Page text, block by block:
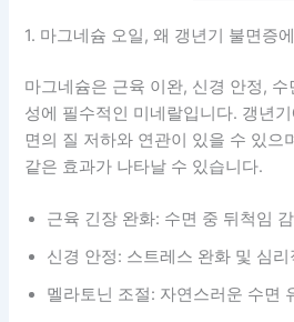
1. 마그네슘 오일, 왜 갱년기 불면증
마그네슘은 근육 이완, 신경 안정,
성에 필수적인 미네랄입니다. 갱년
면의 질 저하와 연관이 있을 수 있으
같은 효과가 나타날 수 있습니다.
근육 긴장 완화: 수면 중 뒤척임
신경 안정: 스트레스 완화 및 심리
멜라토닌 조절: 자연스러운 수면